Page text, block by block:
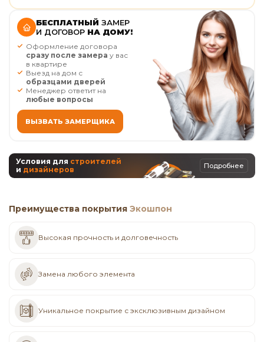
БЕСПЛАТНЫЙ ЗАМЕР
И ДОГОВОР НА ДОМУ!
Оформление договора
сразу после замера у вас
в квартире
Выезд на дом с
образцами дверей
Менеджер ответит на
любые вопросы
ВЫЗВАТЬ ЗАМЕРЩИКА
Условия для строителей
и дизайнеров Подробнее
Преимущества покрытия Экошпон
Высокая прочность и долговечность
Замена любого элемента
Уникальное покрытие с эксклюзивным дизайном